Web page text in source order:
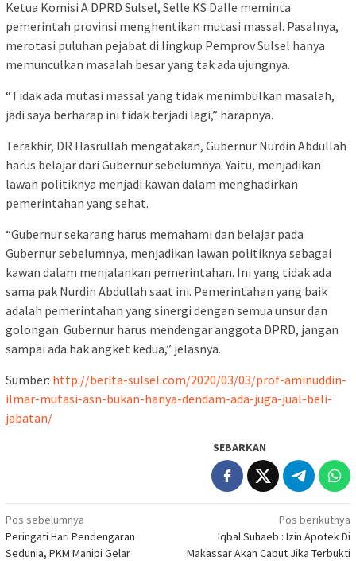
Ketua Komisi A DPRD Sulsel, Selle KS Dalle meminta
pemerintah provinsi menghentikan mutasi massal. Pasalnya,
merotasi puluhan pejabat di lingkup Pemprov Sulsel hanya
memunculkan masalah besar yang tak ada ujungnya.
“Tidak ada mutasi massal yang tidak menimbulkan masalah,
jadi saya berharap ini tidak terjadi lagi,” harapnya.
Terakhir, DR Hasrullah mengatakan, Gubernur Nurdin Abdullah
harus belajar dari Gubernur sebelumnya. Yaitu, menjadikan
lawan politiknya menjadi kawan dalam menghadirkan
pemerintahan yang sehat.
“Gubernur sekarang harus memahami dan belajar pada
Gubernur sebelumnya, menjadikan lawan politiknya sebagai
kawan dalam menjalankan pemerintahan. Ini yang tidak ada
sama pak Nurdin Abdullah saat ini. Pemerintahan yang baik
adalah pemerintahan yang sinergi dengan semua unsur dan
golongan. Gubernur harus mendengar anggota DPRD, jangan
sampai ada hak angket kedua,” jelasnya.
Sumber: http://berita-sulsel.com/2020/03/03/prof-aminuddin-
ilmar-mutasi-asn-bukan-hanya-dendam-ada-juga-jual-beli-
jabatan/
SEBARKAN
Navigasi
pos
Pos sebelumnya
Peringati Hari Pendengaran
Sedunia, PKM Manipi Gelar
Pos berikutnya
Iqbal Suhaeb : Izin Apotek Di
Makassar Akan Cabut Jika Terbukti